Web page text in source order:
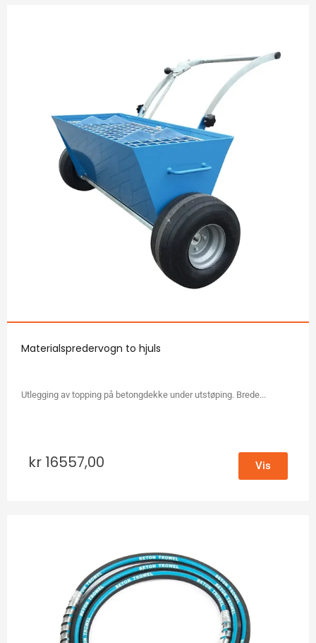
Materialspredervogn to hjuls
Utlegging av topping på betongdekke under utstøping. Brede...
kr 16557,00 Vis